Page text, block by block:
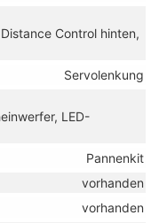
Control hinten,
Servolenkung
LED-
Pannenkit
vorhanden
vorhanden